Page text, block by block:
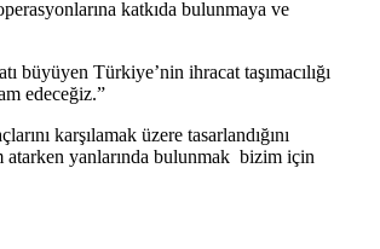
katkıda bulunmaya ve
büyüyen Türkiye’nin ihracat taşımacılığı
edeceğiz.”
karşılamak üzere tasarlandığını
atarken yanlarında bulunmak bizim için